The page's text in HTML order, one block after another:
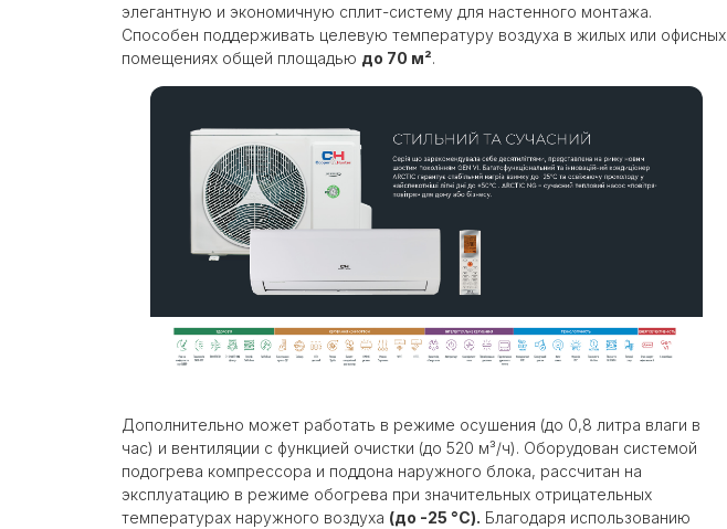
элегантную и экономичную сплит-систему для настенного монтажа.
Способен поддерживать целевую температуру воздуха в жилых или офисных
помещениях общей площадью до 70 м².
Дополнительно может работать в режиме осушения (до 0,8 литра влаги в
час) и вентиляции с функцией очистки (до 520 м³/ч). Оборудован системой
подогрева компрессора и поддона наружного блока, рассчитан на
эксплуатацию в режиме обогрева при значительных отрицательных
температурах наружного воздуха (до -25 °C). Благодаря использованию